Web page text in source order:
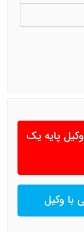
پایه یک
با وکیل